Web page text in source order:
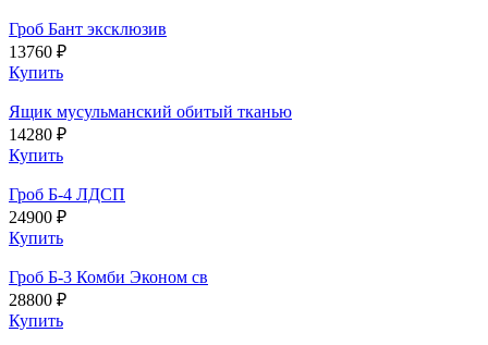
Гроб Бант эксклюзив
13760 ₽
Купить
Ящик мусульманский обитый тканью
14280 ₽
Купить
Гроб Б-4 ЛДСП
24900 ₽
Купить
Гроб Б-3 Комби Эконом св
28800 ₽
Купить